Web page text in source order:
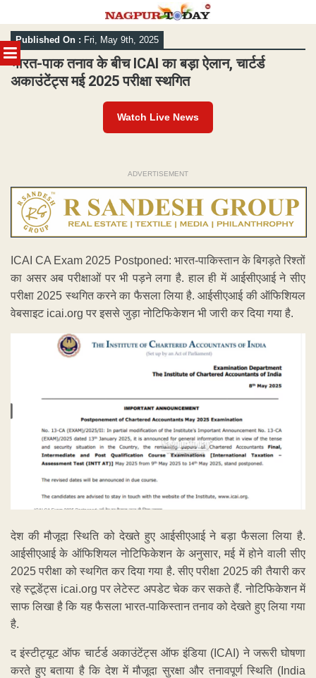
MENU
Skip
to
content
Published On : Fri, May 9th, 2025
भारत-पाक तनाव के बीच ICAI का बड़ा ऐलान, चार्टर्ड
अकाउंटेंट्स मई 2025 परीक्षा स्थगित
Watch Live News
ADVERTISEMENT
ICAI CA Exam 2025 Postponed: भारत-पाकिस्तान के बिगड़ते रिश्तों
का असर अब परीक्षाओं पर भी पड़ने लगा है. हाल ही में आईसीएआई ने सीए
परीक्षा 2025 स्थगित करने का फैसला लिया है. आईसीएआई की ऑफिशियल
वेबसाइट icai.org पर इससे जुड़ा नोटिफिकेशन भी जारी कर दिया गया है.
देश की मौजूदा स्थिति को देखते हुए आईसीएआई ने बड़ा फैसला लिया है.
आईसीएआई के ऑफिशियल नोटिफिकेशन के अनुसार, मई में होने वाली सीए
2025 परीक्षा को स्थगित कर दिया गया है. सीए परीक्षा 2025 की तैयारी कर
रहे स्टूडेंट्स icai.org पर लेटेस्ट अपडेट चेक कर सकते हैं. नोटिफिकेशन में
साफ लिखा है कि यह फैसला भारत-पाकिस्तान तनाव को देखते हुए लिया गया
है.
द इंस्टीट्यूट ऑफ चार्टर्ड अकाउंटेंट्स ऑफ इंडिया (ICAI) ने जरूरी घोषणा
करते हुए बताया है कि देश में मौजूदा सुरक्षा और तनावपूर्ण स्थिति (India